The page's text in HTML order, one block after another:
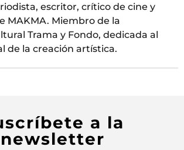
escritor, crítico de cine y
MAKMA. Miembro de la
Trama y Fondo, dedicada al
de la creación artística.
a la
newsletter